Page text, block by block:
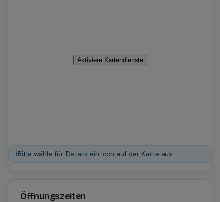
Aktiviere Kartendienste
ℹ️Bitte wähle für Details ein Icon auf der Karte aus.
Öffnungszeiten